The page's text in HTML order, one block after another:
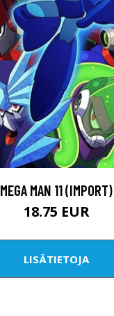
MEGA MAN 11 (IMPORT)
18.75 EUR
LISÄTIETOJA